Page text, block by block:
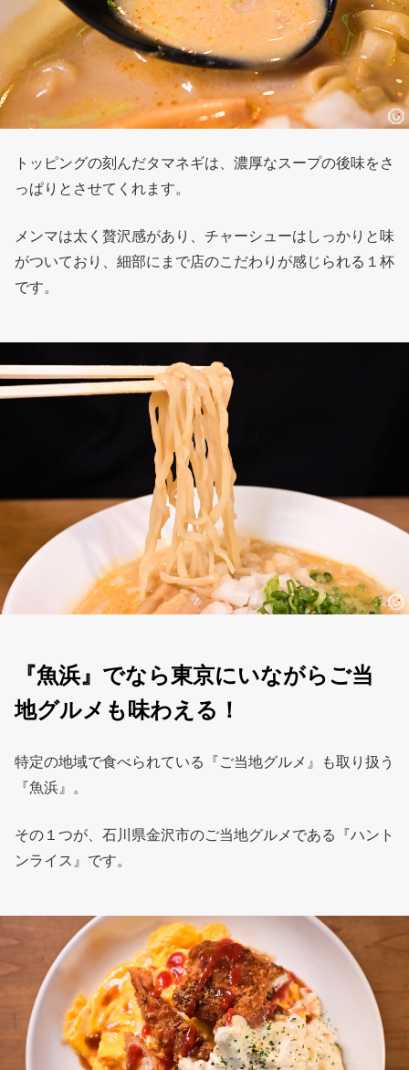
トッピングの刻んだタマネギは、濃厚なスープの後味をさ
っぱりとさせてくれます。
メンマは太く贅沢感があり、チャーシューはしっかりと味
がついており、細部にまで店のこだわりが感じられる１杯
です。
『魚浜』でなら東京にいながらご当
地グルメも味わえる！
特定の地域で食べられている『ご当地グルメ』も取り扱う
『魚浜』。
その１つが、石川県金沢市のご当地グルメである『ハント
ンライス』です。